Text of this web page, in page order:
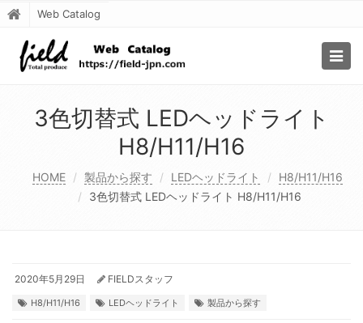
Web Catalog
3色切替式 LEDヘッドライト
H8/H11/H16
HOME 製品から探す LEDヘッドライト
H8/H11/H16
3色切替式 LEDヘッドライト H8/H11/H16
2020年5月29日 FIELDスタッフ
H8/H11/H16 LEDヘッドライト 製品から探す